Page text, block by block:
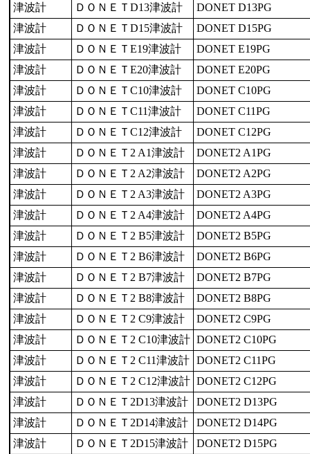
津波計
ＤＯＮＥＴD13津波計
DONET D13PG
津波計
ＤＯＮＥＴD15津波計
DONET D15PG
津波計
ＤＯＮＥＴE19津波計
DONET E19PG
津波計
ＤＯＮＥＴE20津波計
DONET E20PG
津波計
ＤＯＮＥＴC10津波計
DONET C10PG
津波計
ＤＯＮＥＴC11津波計
DONET C11PG
津波計
ＤＯＮＥＴC12津波計
DONET C12PG
津波計
ＤＯＮＥＴ2 A1津波計
DONET2 A1PG
津波計
ＤＯＮＥＴ2 A2津波計
DONET2 A2PG
津波計
ＤＯＮＥＴ2 A3津波計
DONET2 A3PG
津波計
ＤＯＮＥＴ2 A4津波計
DONET2 A4PG
津波計
ＤＯＮＥＴ2 B5津波計
DONET2 B5PG
津波計
ＤＯＮＥＴ2 B6津波計
DONET2 B6PG
津波計
ＤＯＮＥＴ2 B7津波計
DONET2 B7PG
津波計
ＤＯＮＥＴ2 B8津波計
DONET2 B8PG
津波計
ＤＯＮＥＴ2 C9津波計
DONET2 C9PG
津波計
ＤＯＮＥＴ2 C10津波計 DONET2 C10PG
津波計
ＤＯＮＥＴ2 C11津波計 DONET2 C11PG
津波計
ＤＯＮＥＴ2 C12津波計 DONET2 C12PG
津波計
ＤＯＮＥＴ2D13津波計
DONET2 D13PG
津波計
ＤＯＮＥＴ2D14津波計
DONET2 D14PG
津波計
ＤＯＮＥＴ2D15津波計
DONET2 D15PG